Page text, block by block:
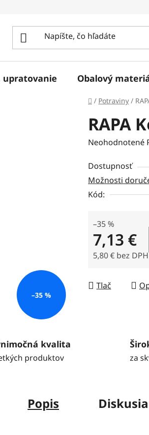
upratovanie Obalový
Domov
/ Potraviny /
RAPA
Priemerné
produktu
je
0,0
hviezdičiek.
Neohodnotené
Dostupnosť
Možnosti
Kód:
–35 %
7,13 €
5,80 € bez DPH
Tlač
–35 %
kvalita
produktov za
Popis Diskusia